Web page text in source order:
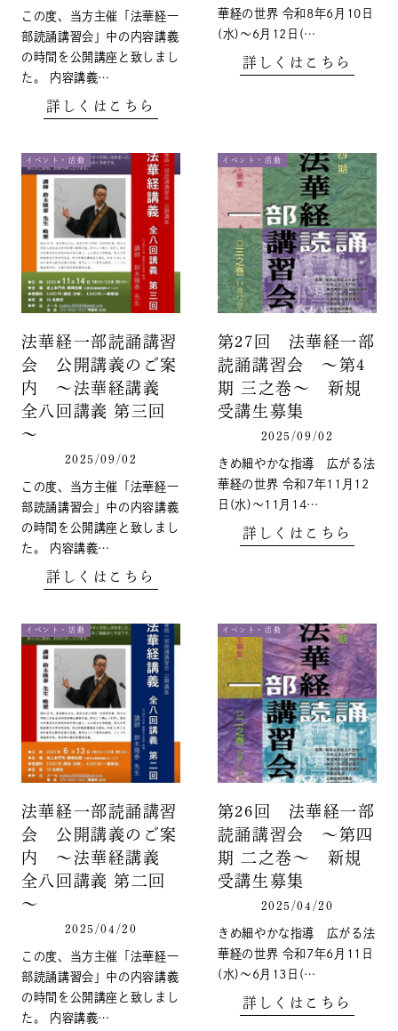
この度、当方主催「法華経一
部読誦講習会」中の内容講義
の時間を公開講座と致しまし
た。 内容講義…
詳しくはこちら
華経の世界 令和8年6月10日
(水)～6月12日(…
詳しくはこちら
イベント・活動
法華経一部読誦講習
会 公開講義のご案
内 ～法華経講義
全八回講義 第三回
～
2025/09/02
この度、当方主催「法華経一
部読誦講習会」中の内容講義
の時間を公開講座と致しまし
た。 内容講義…
詳しくはこちら
イベント・活動
第27回 法華経一部
読誦講習会 ～第4
期 三之巻～ 新規
受講生募集
2025/09/02
きめ細やかな指導 広がる法
華経の世界 令和7年11月12
日(水)～11月14…
詳しくはこちら
イベント・活動
法華経一部読誦講習
会 公開講義のご案
内 ～法華経講義
全八回講義 第二回
～
2025/04/20
この度、当方主催「法華経一
部読誦講習会」中の内容講義
の時間を公開講座と致しまし
た。 内容講義…
イベント・活動
第26回 法華経一部
読誦講習会 ～第四
期 二之巻～ 新規
受講生募集
2025/04/20
きめ細やかな指導 広がる法
華経の世界 令和7年6月11日
(水)～6月13日(…
詳しくはこちら